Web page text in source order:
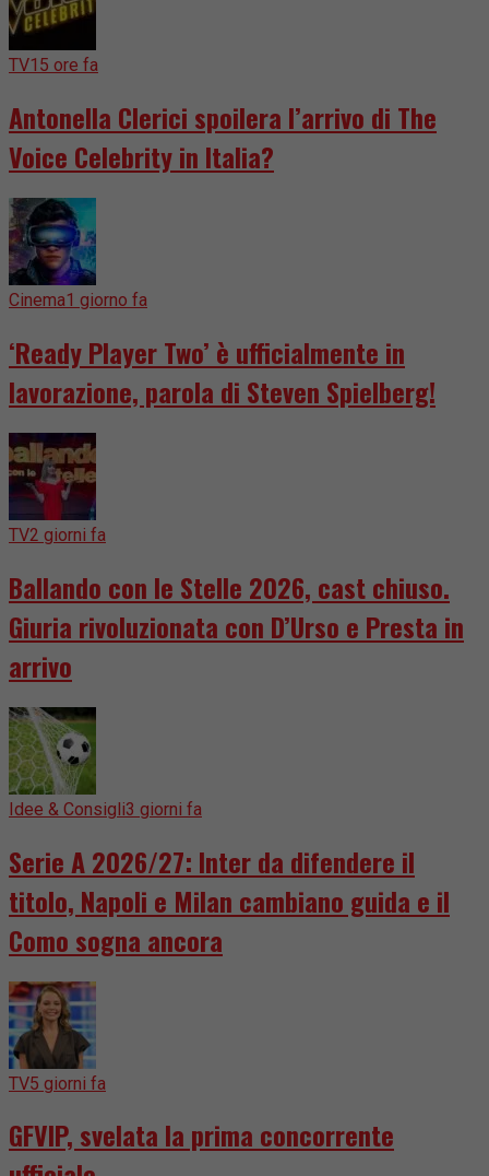
TV15 ore fa
Antonella Clerici spoilera l’arrivo di The
Voice Celebrity in Italia?
Cinema1 giorno fa
‘Ready Player Two’ è ufficialmente in
lavorazione, parola di Steven Spielberg!
TV2 giorni fa
Ballando con le Stelle 2026, cast chiuso.
Giuria rivoluzionata con D’Urso e Presta in
arrivo
Idee & Consigli3 giorni fa
Serie A 2026/27: Inter da difendere il
titolo, Napoli e Milan cambiano guida e il
Como sogna ancora
TV5 giorni fa
GFVIP, svelata la prima concorrente